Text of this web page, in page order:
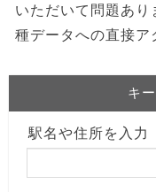
いただいて問題あ
種データへの直接ア
キ
駅名や住所を入力